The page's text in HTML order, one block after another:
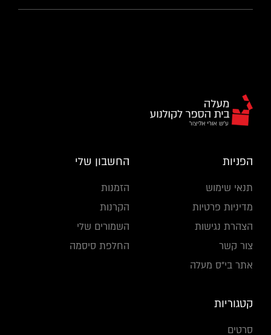
הפניות
תנאי שימוש
מדיניות פרטיות
הצהרת נגישות
צור קשר
אתר בי"ס מעלה
החשבון שלי
הזמנות
הקרנות
השמורים שלי
החלפת סיסמה
קטגוריות
סרטים